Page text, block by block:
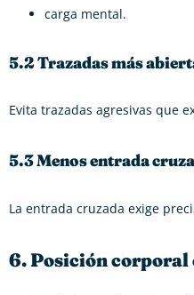
carga mental.
5.2 Trazadas más
Evita trazadas agresivas que
5.3 Menos entrada
La entrada cruzada exige
6. Posición corporal